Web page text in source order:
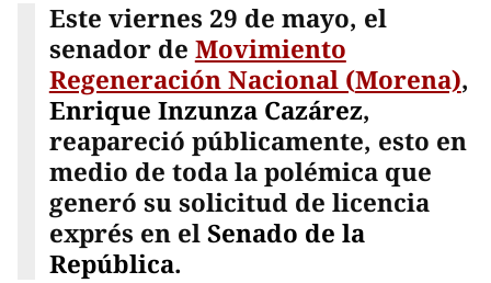
Este viernes 29 de mayo, el
senador de Movimiento
Regeneración Nacional (Morena),
Enrique Inzunza Cazárez,
reapareció públicamente, esto en
medio de toda la polémica que
generó su solicitud de licencia
exprés en elSenado de la
República.